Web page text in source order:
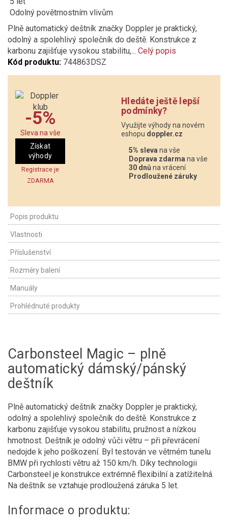
Odolný povětrnostním vlivům
Plně automatický deštník značky Doppler je praktický,
odolný a spolehlivý společník do deště. Konstrukce z
karbonu zajišťuje vysokou stabilitu,... Celý popis
Kód produktu: 744863DSZ
-5%
Sleva na vše
Získat
výhody
Registrace je
ZDARMA
Hledáte ještě lepší
podmínky?
Využijte výhody na novém
eshopu doppler.cz
5% sleva na vše
Doprava zdarma na vše
30 dnů na vrácení
Prodloužené záruky
Popis produktu
Vlastnosti
Příslušenství
Rozměry balení
Manuály
Prohlédnuté produkty
Carbonsteel Magic – plně
automatický dámský/pánský
deštník
Plně automatický deštník značky Doppler je praktický,
odolný a spolehlivý společník do deště. Konstrukce z
karbonu zajišťuje vysokou stabilitu, pružnost a nízkou
hmotnost. Deštník je odolný vůči větru – při převrácení
nedojde k jeho poškození. Byl testován ve větrném tunelu
BMW při rychlosti větru až 150 km/h. Díky technologii
Carbonsteel je konstrukce extrémně flexibilní a zatížitelná.
Na deštník se vztahuje prodloužená záruka 5 let.
Informace o produktu: